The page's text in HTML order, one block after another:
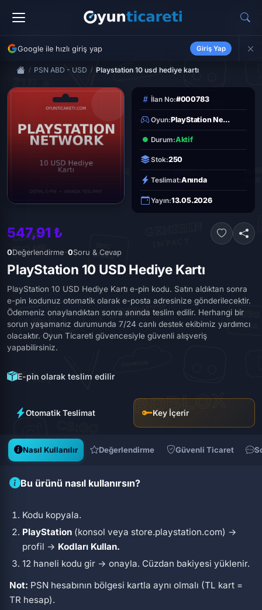
Google ile hızlı giriş yap Giriş Yap
PSN ABD - USD Playstation 10 usd hediye kartı
İlan No:#000783
Oyun:PlayStation Ne...
Durum:Aktif
Stok:250
Teslimat:Anında
Yayın:13.05.2026
547,91 ₺
0Değerlendirme ·0Soru & Cevap
PlayStation 10 USD Hediye Kartı
PlayStation 10 USD Hediye Kartı e-pin kodu. Satın aldıktan sonra
e-pin kodunuz otomatik olarak e-posta adresinize gönderilecektir.
Ödemeniz onaylandıktan sonra anında teslim edilir. Herhangi bir
sorun yaşamanız durumunda 7/24 canlı destek ekibimiz yardımcı
olacaktır. Oyun Ticareti güvencesiyle güvenli alışveriş
yapabilirsiniz.
E-pin olarak teslim edilir
Otomatik Teslimat Key İçerir
Nasıl Kullanılır Değerlendirme Güvenli Ticaret
Bu ürünü nasıl kullanırsın?
Kodu kopyala.
PlayStation (konsol veya store.playstation.com) →
profil → Kodları Kullan.
12 haneli kodu gir → onayla. Cüzdan bakiyesi yüklenir.
Not: PSN hesabının bölgesi kartla aynı olmalı (TL kart =
TR hesap).